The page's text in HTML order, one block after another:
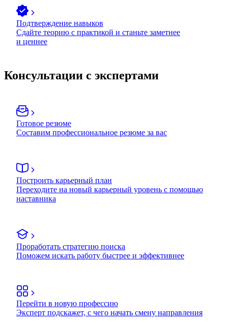
Подтверждение навыков
Сдайте теорию с практикой и станьте заметнее
и ценнее
Консультации с экспертами
Готовое резюме
Составим профессиональное резюме за вас
Построить карьерный план
Переходите на новый карьерный уровень с помощью
наставника
Проработать стратегию поиска
Поможем искать работу быстрее и эффективнее
Перейти в новую профессию
Эксперт подскажет, с чего начать смену направления